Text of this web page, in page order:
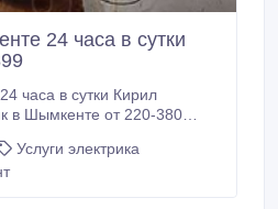
24 часа в сутки
от 220-380
Услуги электрика